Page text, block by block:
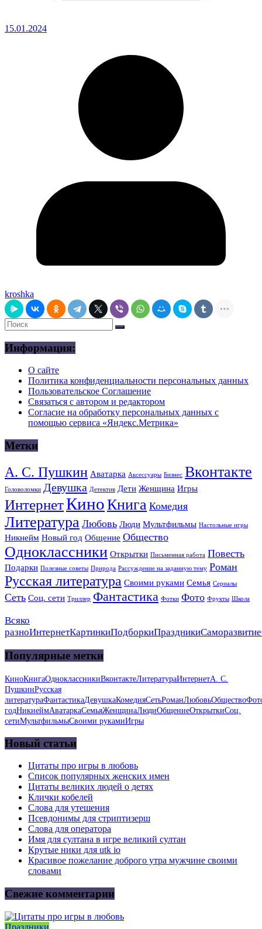
15.01.2024
kroshka
Информация:
О сайте
Политика конфиденциальности персональных данных
Пользовательское Соглашение
Связаться с автором и редактором
Согласие на обработку персональных данных с
помощью сервиса «Яндекс.Метрика»
Метки
А. С. Пушкин Аватарка Аксессуары Бизнес Вконтакте
Головоломки Девушка Детектив Дети Женщина Игры
ИнтернетКиноКнига Комедия
Литература Любовь Люди Мультфильмы Настольные игры
Никнейм Новый год Общение Общество
Одноклассники Открытки Письменная работа Повесть
Подарки Полезные советы Природа Рассуждение на заданную тему Роман
Русская литература Своими руками Семья Сериалы
Сеть Соц. сети Триллер Фантастика Фотки Фото Фрукты Школа
Всяко
разноИнтернетКартинкиПодборкиПраздникиСаморазвитие
Популярные метки
КиноКнигаОдноклассникиВконтактеЛитератураИнтернетА. С.
ПушкинРусская
литератураФантастикаДевушкаКомедияСетьРоманЛюбовьОбщество
годНикнеймАватаркаСемьяЖенщинаЛюдиОбщениеОткрыткиСоц.
сетиМультфильмыСвоими рукамиИгры
Новый статьи
Цитаты про игры в любовь
Список популярных женских имен
Цитаты великих людей о детях
Клички кобелей
Слова для утешения
Псевдонимы для стриптизерш
Слова для оператора
Имя для султана в игре великий султан
Крутые ники для utk io
Красивое пожелание доброго утра мужчине своими
словами
Свежие комментарии
Праздники